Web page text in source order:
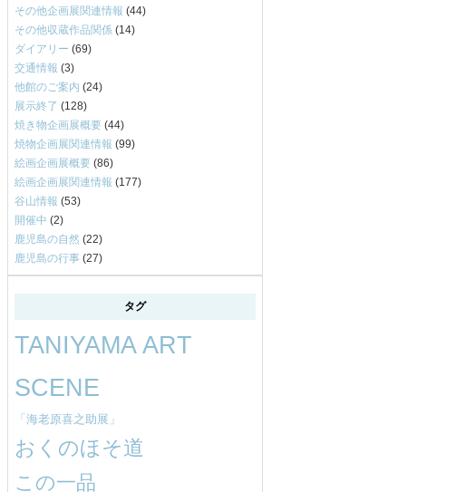
その他企画展関連情報 (44)
その他収蔵作品関係 (14)
ダイアリー (69)
交通情報 (3)
他館のご案内 (24)
展示終了 (128)
焼き物企画展概要 (44)
焼物企画展関連情報 (99)
絵画企画展概要 (86)
絵画企画展関連情報 (177)
谷山情報 (53)
開催中 (2)
鹿児島の自然 (22)
鹿児島の行事 (27)
タグ
TANIYAMA ART
SCENE
「海老原喜之助展」
おくのほそ道
この一品